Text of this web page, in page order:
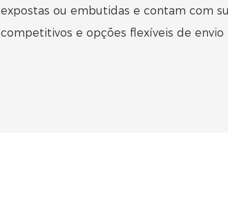
expostas ou embutidas e contam com
competitivos e opções flexíveis de envio